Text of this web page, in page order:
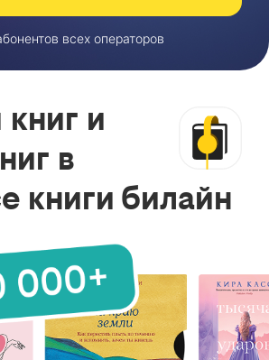
всех операторов
и
в
книги билайн